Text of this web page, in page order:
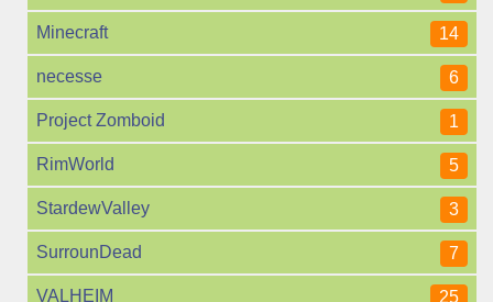
Minecraft 14
necesse 6
Project Zomboid 1
RimWorld 5
StardewValley 3
SurrounDead 7
VALHEIM 25